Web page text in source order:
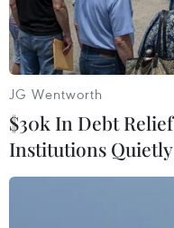
JG Wentworth
$30k In Debt
Institutions